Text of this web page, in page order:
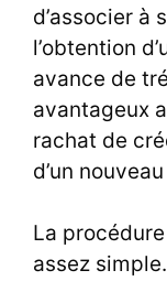
d’associer à
l’obtention
avance de
avantageux
rachat de
d’un
La
assez